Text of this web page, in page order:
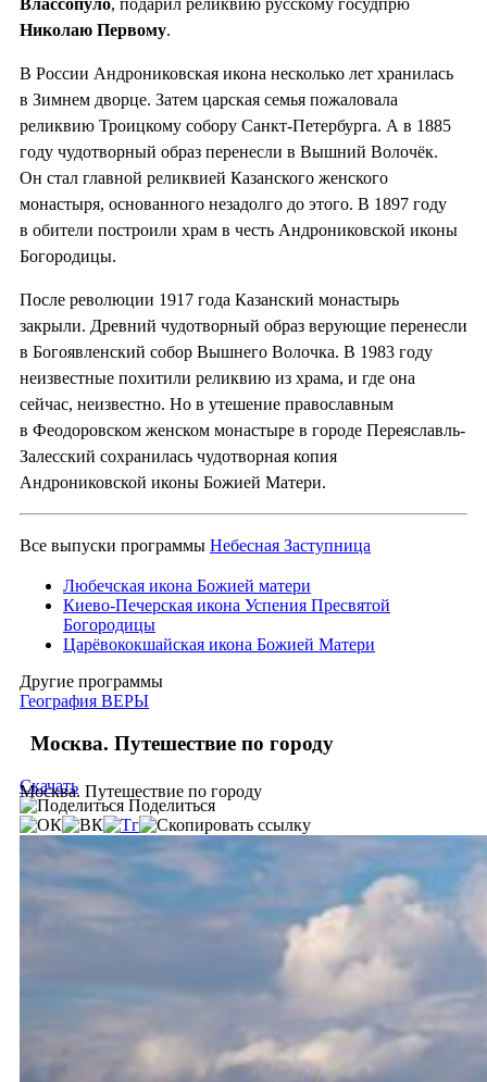
Влассопуло, подарил реликвию русскому госудпрю
Николаю Первому.
В России Андрониковская икона несколько лет хранилась
в Зимнем дворце. Затем царская семья пожаловала
реликвию Троицкому собору Санкт-Петербурга. А в 1885
году чудотворный образ перенесли в Вышний Волочёк.
Он стал главной реликвией Казанского женского
монастыря, основанного незадолго до этого. В 1897 году
в обители построили храм в честь Андрониковской иконы
Богородицы.
После революции 1917 года Казанский монастырь
закрыли. Древний чудотворный образ верующие перенесли
в Богоявленский собор Вышнего Волочка. В 1983 году
неизвестные похитили реликвию из храма, и где она
сейчас, неизвестно. Но в утешение православным
в Феодоровском женском монастыре в городе Переяславль-
Залесский сохранилась чудотворная копия
Андрониковской иконы Божией Матери.
Все выпуски программы Небесная Заступница
Любечская икона Божией матери
Киево-Печерская икона Успения Пресвятой
Богородицы
Царёвококшайская икона Божией Матери
Другие программы
География ВЕРЫ
Москва. Путешествие по городу
Москва. Путешествие по городу
Скачать
Поделиться